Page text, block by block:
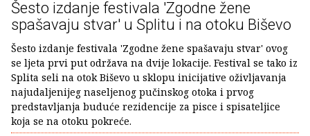
Šesto izdanje festivala 'Zgodne žene
spašavaju stvar' u Splitu i na otoku Biševo
Šesto izdanje festivala 'Zgodne žene spašavaju stvar' ovog
se ljeta prvi put održava na dvije lokacije. Festival se tako iz
Splita seli na otok Biševo u sklopu inicijative oživljavanja
najudaljenijeg naseljenog pučinskog otoka i prvog
predstavljanja buduće rezidencije za pisce i spisateljice
koja se na otoku pokreće.